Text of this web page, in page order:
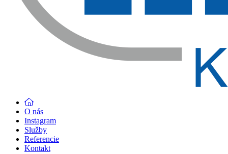
O nás
Instagram
Služby
Referencie
Kontakt